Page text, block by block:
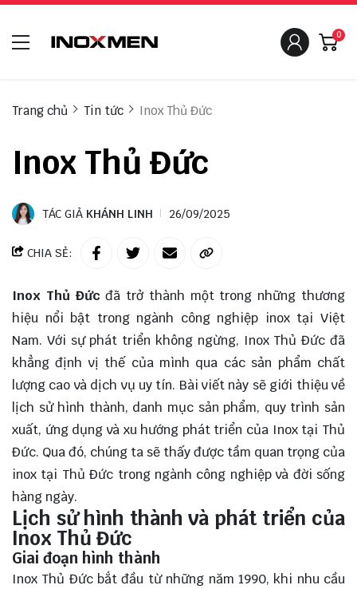
0
Trang chủ Tin tức Inox Thủ Đức
Inox Thủ Đức
TÁC GIẢ KHÁNH LINH 26/09/2025
CHIA SẺ:
Inox Thủ Đức đã trở thành một trong những thương
hiệu nổi bật trong ngành công nghiệp inox tại Việt
Nam. Với sự phát triển không ngừng, Inox Thủ Đức đã
khẳng định vị thế của mình qua các sản phẩm chất
lượng cao và dịch vụ uy tín. Bài viết này sẽ giới thiệu về
lịch sử hình thành, danh mục sản phẩm, quy trình sản
xuất, ứng dụng và xu hướng phát triển của Inox tại Thủ
Đức. Qua đó, chúng ta sẽ thấy được tầm quan trọng của
inox tại Thủ Đức trong ngành công nghiệp và đời sống
hàng ngày.
Lịch sử hình thành và phát triển của
Inox Thủ Đức
Giai đoạn hình thành
Inox Thủ Đức bắt đầu từ những năm 1990, khi nhu cầu